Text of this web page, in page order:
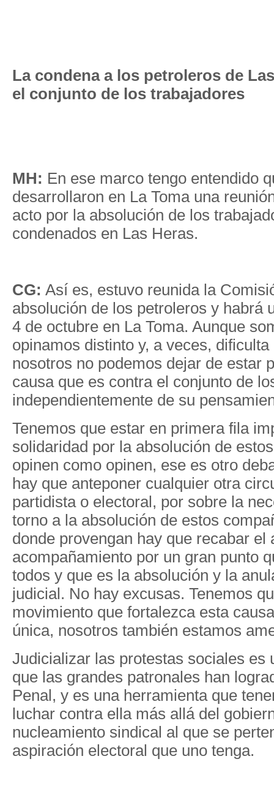
La condena a los petroleros de
el conjunto de los trabajadores
MH: En ese marco tengo entendido
desarrollaron en La Toma una
acto por la absolución de los
condenados en Las Heras.
CG: Así es, estuvo reunida la
absolución de los petroleros y habrá
4 de octubre en La Toma. Aunque
opinamos distinto y, a veces,
nosotros no podemos dejar de estar
causa que es contra el conjunto de
independientemente de su
Tenemos que estar en primera fila
solidaridad por la absolución de
opinen como opinen, ese es otro
hay que anteponer cualquier otra
partidista o electoral, por sobre la
torno a la absolución de estos
donde provengan hay que recabar el
acompañamiento por un gran punto
todos y que es la absolución y la
judicial. No hay excusas. Tenemos
movimiento que fortalezca esta
única, nosotros también estamos
Judicializar las protestas sociales es
que las grandes patronales han
Penal, y es una herramienta que
luchar contra ella más allá del
nucleamiento sindical al que se
aspiración electoral que uno tenga.